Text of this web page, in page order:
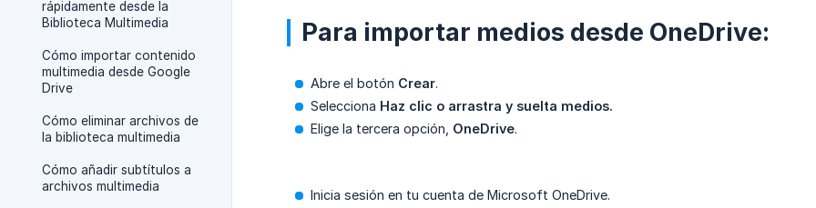
rápidamente desde la
Biblioteca Multimedia
Cómo importar contenido
multimedia desde Google
Drive
Cómo eliminar archivos de
la biblioteca multimedia
Cómo añadir subtítulos a
archivos multimedia
Para importar medios desde OneDrive:
Abre el botón Crear.
Selecciona Haz clic o arrastra y suelta medios.
Elige la tercera opción, OneDrive.
Inicia sesión en tu cuenta de Microsoft OneDrive.